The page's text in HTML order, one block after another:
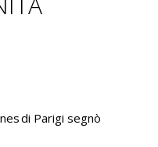
di Parigi segnò